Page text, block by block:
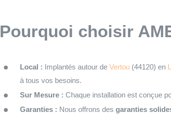
Pourquoi choisir
Local : Implantés autour de Vertou(44120) en
à tous vos besoins.
Sur Mesure : Chaque installation est conçue
Garanties : Nous offrons des garanties